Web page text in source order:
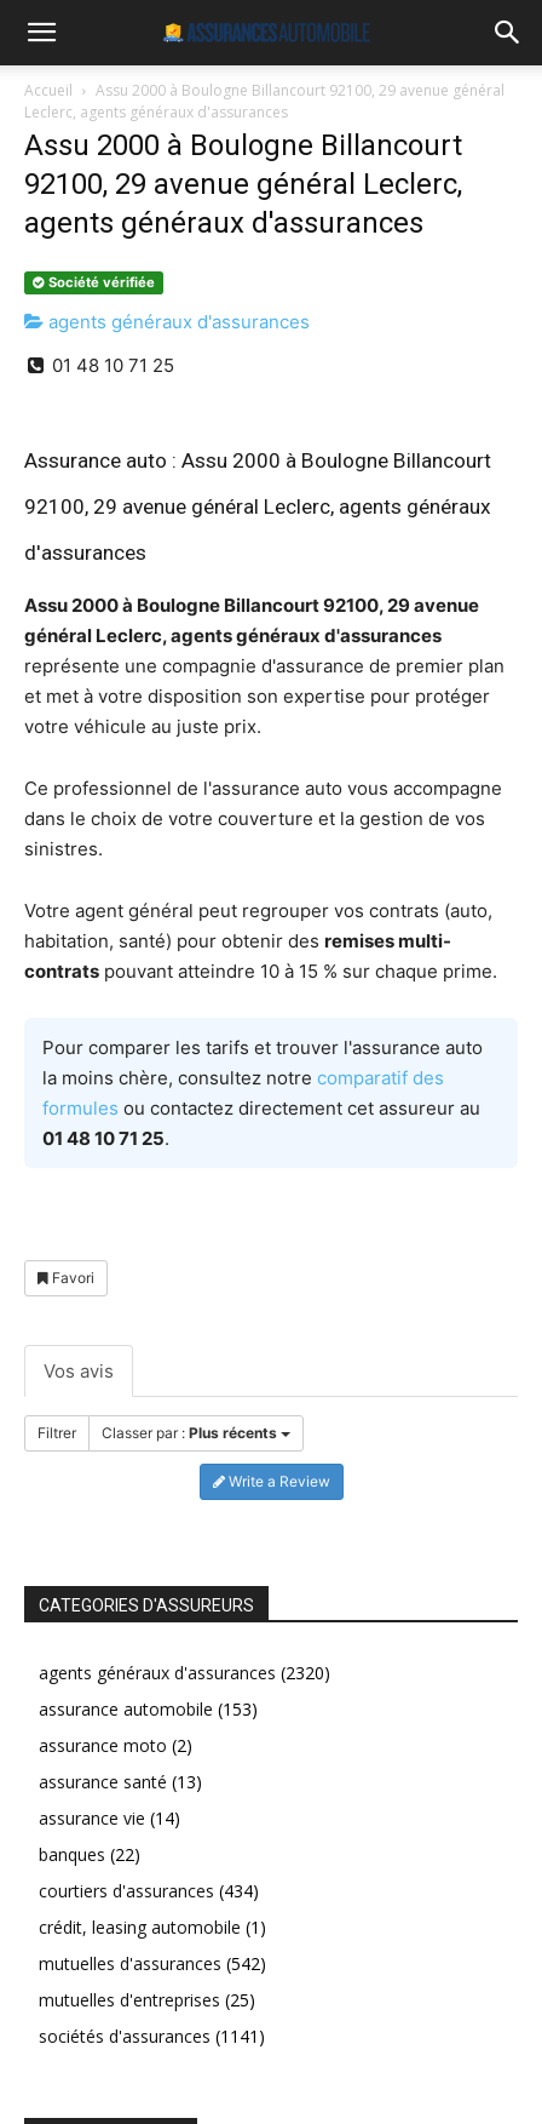
Accueil
Assu 2000 à Boulogne Billancourt 92100, 29 avenue général
Leclerc, agents généraux d'assurances
Assu 2000 à Boulogne Billancourt
92100, 29 avenue général Leclerc,
agents généraux d'assurances
Société vérifiée
agents généraux d'assurances
01 48 10 71 25
Assurance auto : Assu 2000 à Boulogne Billancourt
92100, 29 avenue général Leclerc, agents généraux
d'assurances
Assu 2000 à Boulogne Billancourt 92100, 29 avenue
général Leclerc, agents généraux d'assurances
représente une compagnie d'assurance de premier plan
et met à votre disposition son expertise pour protéger
votre véhicule au juste prix.
Ce professionnel de l'assurance auto vous accompagne
dans le choix de votre couverture et la gestion de vos
sinistres.
Votre agent général peut regrouper vos contrats (auto,
habitation, santé) pour obtenir des remises multi-
contrats pouvant atteindre 10 à 15 % sur chaque prime.
Pour comparer les tarifs et trouver l'assurance auto
la moins chère, consultez notre comparatif des
formules ou contactez directement cet assureur au
01 48 10 71 25.
Favori
Vos avis
Filtrer Classer par : Plus récents
Write a Review
CATEGORIES D'ASSUREURS
agents généraux d'assurances (2320)
assurance automobile (153)
assurance moto (2)
assurance santé (13)
assurance vie (14)
banques (22)
courtiers d'assurances (434)
crédit, leasing automobile (1)
mutuelles d'assurances (542)
mutuelles d'entreprises (25)
sociétés d'assurances (1141)